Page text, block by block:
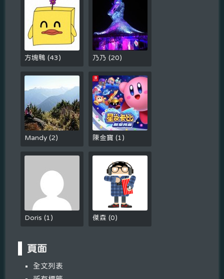
方塊鴨(43 ) 乃乃(20)
Mandy(2) 陳金寶(1 )
Doris(1 ) 傑森(0)
頁面
全文列表